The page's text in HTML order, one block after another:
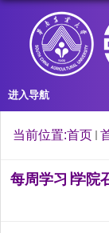
进入导航
当前位置:首页
每周学习∣学院